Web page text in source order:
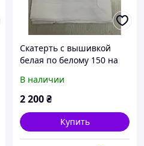
Скатерть с вышивкой
белая по белому 150 на
В наличии
2 200₴
Купить